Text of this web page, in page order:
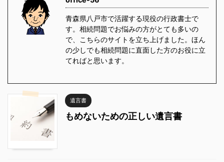
青森県八戸市で活躍する現役の行政書士で
す。相続問題でお悩みの方がとても多いの
で、こちらのサイトを立ち上げました。ほん
の少しでも相続問題に直面した方のお役に立
てればと思います。
遺言書
もめないための正しい遺言書